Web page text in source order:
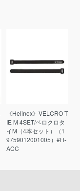
《Helinox》VELCRO T
IE M 4SET/ベロクロタ
イM（4本セット）（1
9759012001005）#H-
ACC